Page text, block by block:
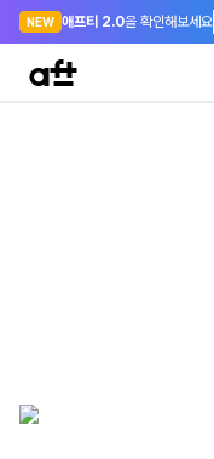
NEW 애프티 2.0을 확인해보세요